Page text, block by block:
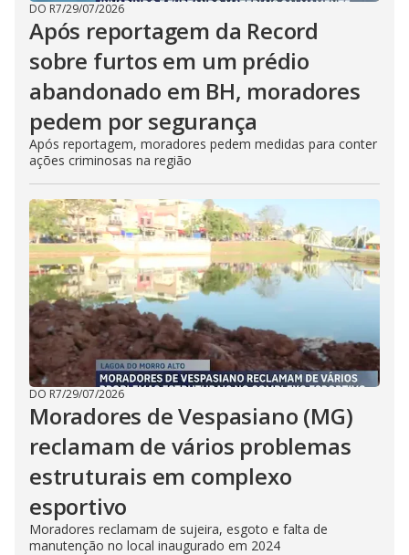
DO R7/29/07/2026
Após reportagem da Record
sobre furtos em um prédio
abandonado em BH, moradores
pedem por segurança
Após reportagem, moradores pedem medidas para conter
ações criminosas na região
DO R7/29/07/2026
Moradores de Vespasiano (MG)
reclamam de vários problemas
estruturais em complexo
esportivo
Moradores reclamam de sujeira, esgoto e falta de
manutenção no local inaugurado em 2024